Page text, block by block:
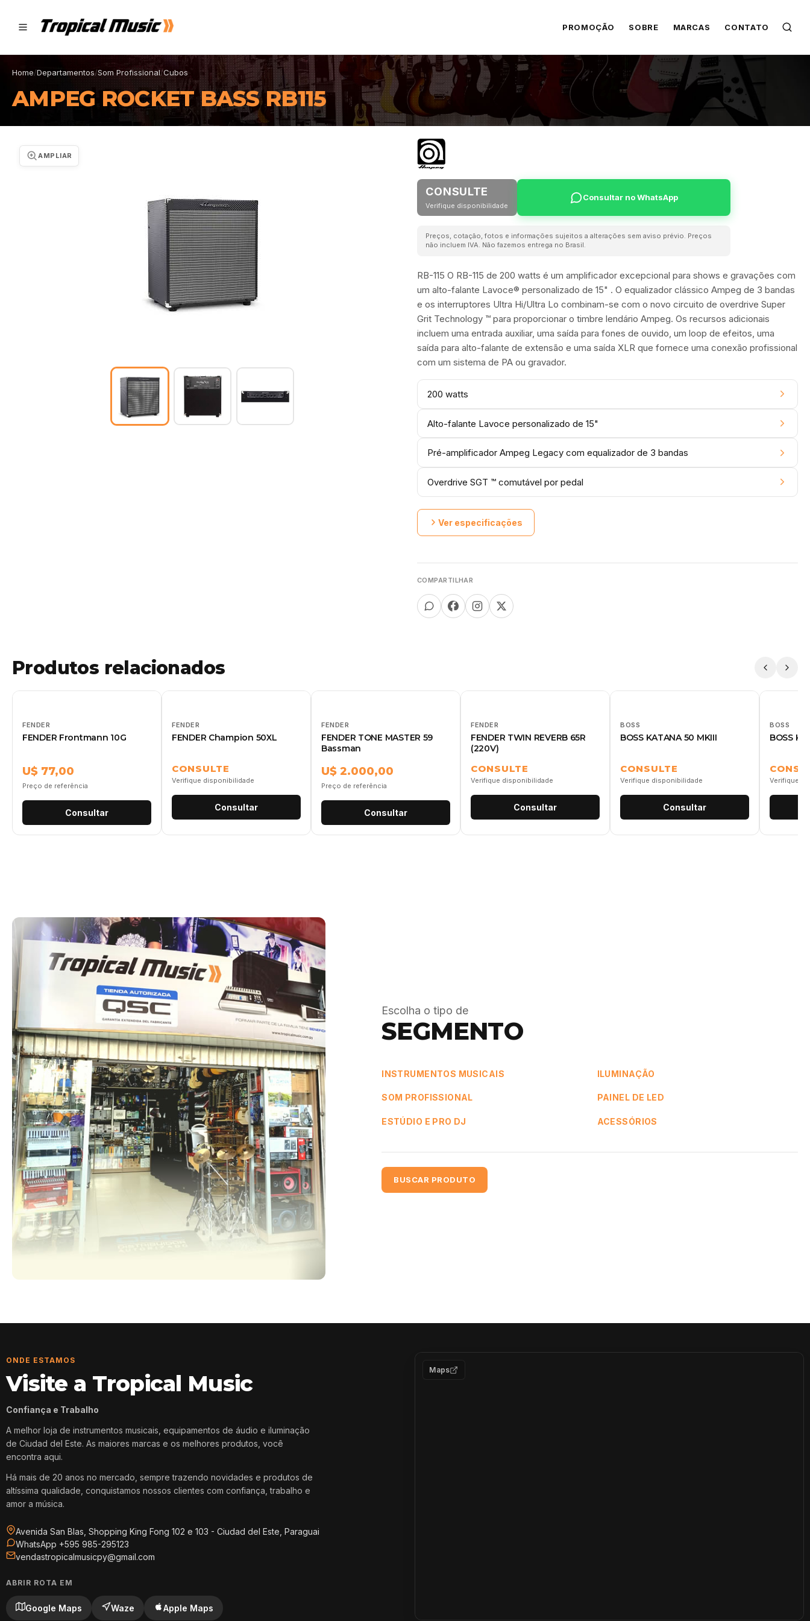
PROMOÇÃO SOBRE MARCAS CONTATO
Home/Departamentos/Som Profissional/Cubos
AMPEG ROCKET BASS RB115
AMPLIAR
CONSULTE
Verifique disponibilidade
Consultar no WhatsApp
Preços, cotação, fotos e informações sujeitos a alterações sem aviso prévio. Preços
não incluem IVA. Não fazemos entrega no Brasil.
RB-115 O RB-115 de 200 watts é um amplificador excepcional para shows e gravações com
um alto-falante Lavoce® personalizado de 15" . O equalizador clássico Ampeg de 3 bandas
e os interruptores Ultra Hi/Ultra Lo combinam-se com o novo circuito de overdrive Super
Grit Technology ™ para proporcionar o timbre lendário Ampeg. Os recursos adicionais
incluem uma entrada auxiliar, uma saída para fones de ouvido, um loop de efeitos, uma
saída para alto-falante de extensão e uma saída XLR que fornece uma conexão profissional
com um sistema de PA ou gravador.
200 watts
Alto-falante Lavoce personalizado de 15"
Pré-amplificador Ampeg Legacy com equalizador de 3 bandas
Overdrive SGT ™ comutável por pedal
Ver especificações
COMPARTILHAR
Produtos relacionados
FENDER
FENDER Frontmann 10G
U$ 77,00
Preço de referência
Consultar
FENDER
FENDER Champion 50XL
CONSULTE
Verifique disponibilidade
Consultar
FENDER
FENDER TONE MASTER 59
Bassman
U$ 2.000,00
Preço de referência
Consultar
FENDER
FENDER TWIN REVERB 65R
(220V)
CONSULTE
Verifique disponibilidade
Consultar
BOSS
BOSS KATANA 50 MKIII
CONSULTE
Verifique disponibilidade
Consultar
BOSS
BOSS
Verifique
Escolha o tipo de
SEGMENTO
INSTRUMENTOS MUSICAIS ILUMINAÇÃO
SOM PROFISSIONAL PAINEL DE LED
ESTÚDIO E PRO DJ ACESSÓRIOS
BUSCAR PRODUTO
ONDE ESTAMOS
Visite a Tropical Music
Confiança e Trabalho
A melhor loja de instrumentos musicais, equipamentos de áudio e iluminação
de Ciudad del Este. As maiores marcas e os melhores produtos, você
encontra aqui.
Há mais de 20 anos no mercado, sempre trazendo novidades e produtos de
altíssima qualidade, conquistamos nossos clientes com confiança, trabalho e
amor a música.
Avenida San Blas, Shopping King Fong 102 e 103 - Ciudad del Este, Paraguai
WhatsApp +595 985-295123
vendastropicalmusicpy@gmail.com
ABRIR ROTA EM
Google Maps Waze Apple Maps
Maps